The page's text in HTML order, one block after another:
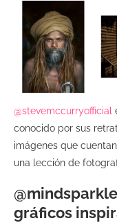
@stevemccurryofficial
conocido por sus
imágenes que
una lección de
gráficos